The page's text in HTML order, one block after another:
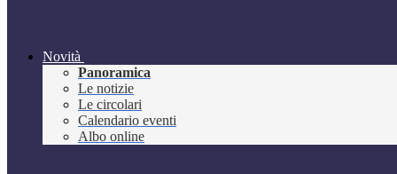
Novità
Panoramica
Le notizie
Le circolari
Calendario eventi
Albo online